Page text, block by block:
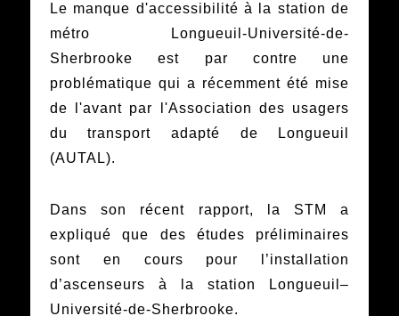
Le manque d'accessibilité à la station de
métro Longueuil-Université-de-
Sherbrooke est par contre une
problématique qui a récemment été mise
de l'avant par l'Association des usagers
du transport adapté de Longueuil
(AUTAL).
Dans son récent rapport, la STM a
expliqué que des études préliminaires
sont en cours pour l’installation
d’ascenseurs à la station Longueuil–
Université‑de‑Sherbrooke.